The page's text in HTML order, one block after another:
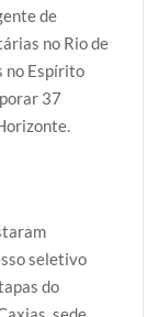
de
no Rio de
no Espírito
37
seletivo
do